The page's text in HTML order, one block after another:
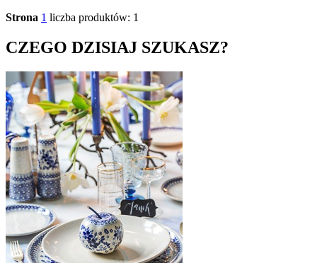
Strona 1 liczba produktów: 1
CZEGO DZISIAJ SZUKASZ?